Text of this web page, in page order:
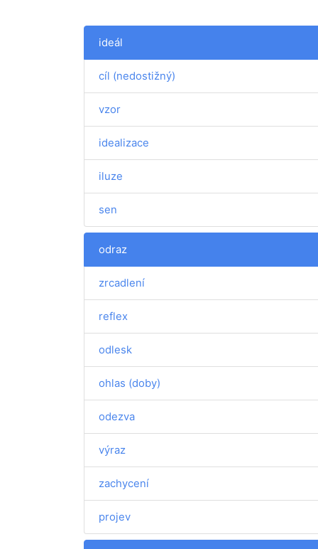
ideál
cíl (nedostižný)
vzor
idealizace
iluze
sen
odraz
zrcadlení
reflex
odlesk
ohlas (doby)
odezva
výraz
zachycení
projev